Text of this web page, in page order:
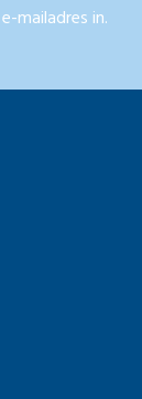
mailadres in.